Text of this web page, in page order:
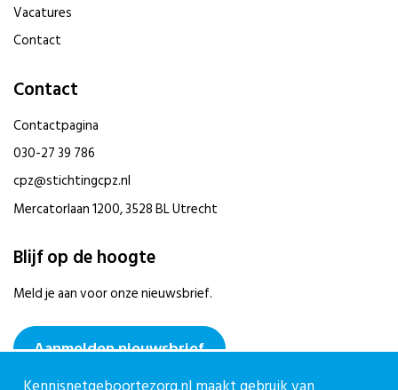
Vacatures
Contact
Contact
Contactpagina
030-27 39 786
cpz@stichtingcpz.nl
Mercatorlaan 1200, 3528 BL Utrecht
Blijf op de hoogte
Meld je aan voor onze nieuwsbrief.
Aanmelden nieuwsbrief